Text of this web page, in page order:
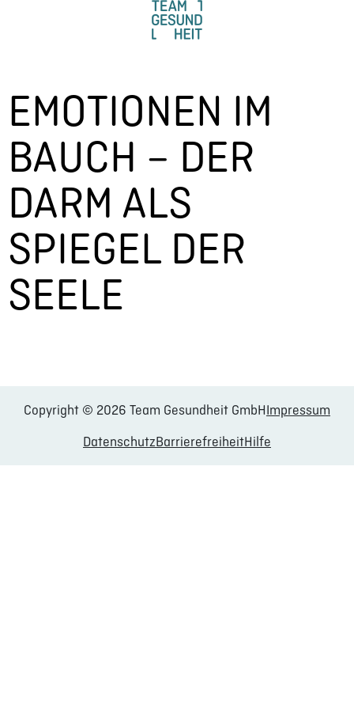
EMOTIONEN IM
BAUCH – DER
DARM ALS
SPIEGEL DER
SEELE
Copyright © 2026 Team Gesundheit GmbHImpressum
DatenschutzBarrierefreiheitHilfe